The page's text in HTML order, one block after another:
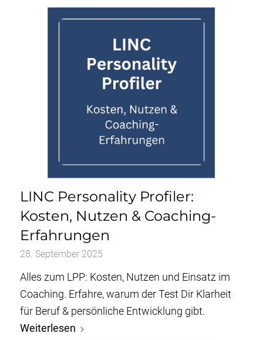
LINC Personality Profiler:
Kosten, Nutzen & Coaching-
Erfahrungen
28. September 2025
Alles zum LPP: Kosten, Nutzen und Einsatz im
Coaching. Erfahre, warum der Test Dir Klarheit
für Beruf & persönliche Entwicklung gibt.
Weiterlesen